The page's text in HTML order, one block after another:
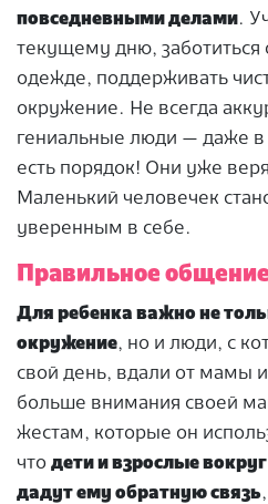
повседневными делами.
текущему дню, заботиться
одежде, поддерживать
окружение. Не всегда
гениальные люди — даже
есть порядок! Они уже
Маленький человечек
уверенным в себе.
Правильное
Для ребенка важно не
окружение, но и люди, с
свой день, вдали от мамы
больше внимания своей
жестам, которые он
что дети и взрослые
дадут ему обратную связь